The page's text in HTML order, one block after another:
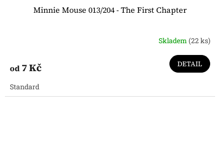
Minnie Mouse 013/204 - The First Chapter
Skladem (22 ks)
od 7 Kč DETAIL
Standard